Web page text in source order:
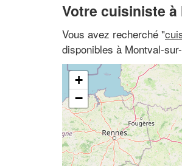
Votre cuisiniste
Vous avez recherché "
disponibles à Montval-
+
−